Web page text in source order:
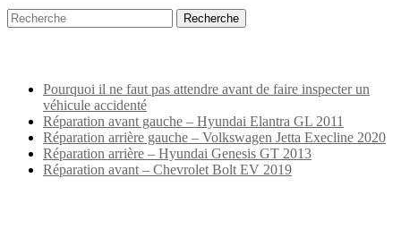
Pourquoi il ne faut pas attendre avant de faire inspecter un
véhicule accidenté
Réparation avant gauche – Hyundai Elantra GL 2011
Réparation arrière gauche – Volkswagen Jetta Execline 2020
Réparation arrière – Hyundai Genesis GT 2013
Réparation avant – Chevrolet Bolt EV 2019